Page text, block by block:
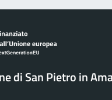
di San Pietro in